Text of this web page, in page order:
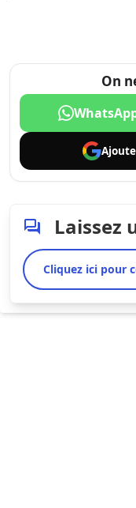
On
Laissez
Cliquez ici pour